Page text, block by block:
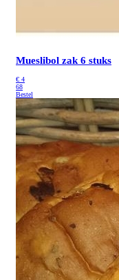
Mueslibol zak 6 stuks
€ 4
68
Bestel